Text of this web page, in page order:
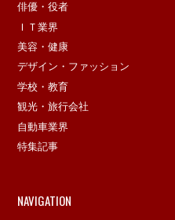
俳優・役者
ＩＴ業界
美容・健康
デザイン・ファッション
学校・教育
観光・旅行会社
自動車業界
特集記事
NAVIGATION